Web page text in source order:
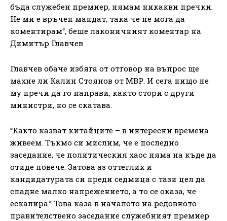
бъда служебен премиер, нямам никакви пречки.
Не ми е връчен мандат, така че не мога да
коментирам“, беше лаконичният коментар на
Димитър Главчев
Главчев обаче избяга от отговор на въпрос ще
махне ли Калин Стоянов от МВР. И сега нищо не
му пречи да го направи, както стори с други
министри, но се скатава.
“Както казват китайците – в интересни времена
живеем. Тъкмо си мислим, че е последно
заседание, че политическия хаос няма на къде да
отиде повече. Затова аз оттеглих и
кандидатурата си преди седмица с тази цел да
спадне малко напрежението, а то се оказа, че
ескалира.” Това каза в началото на редовното
правителствено заседание служебният премиер